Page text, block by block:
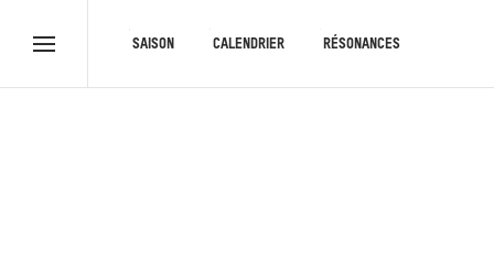
Menu
RACCOURCIS
SAISON CALENDRIER RÉSONANCES